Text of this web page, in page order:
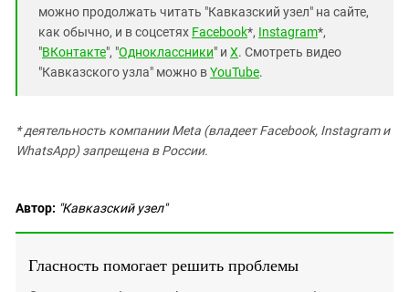
можно продолжать читать "Кавказский узел" на сайте,
как обычно, и в соцсетях Facebook*, Instagram*,
"ВКонтакте", "Одноклассники" и X. Смотреть видео
"Кавказского узла" можно вYouTube.
* деятельность компании Meta (владеет Facebook, Instagram и
WhatsApp) запрещена в России.
Автор: "Кавказский узел"
Гласность помогает решить проблемы